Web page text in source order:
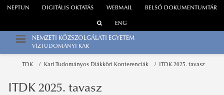
WEBMAIL
NEPTUN DIGITÁLIS OKTATÁS BELSŐ DOKUMENTUMTÁR
ENG
NEMZETI KÖZSZOLGÁLATI EGYETEM
VÍZTUDOMÁNYI KAR
TDK Kari Tudományos Diákköri Konferenciák ITDK 2025. tavasz
ITDK 2025. tavasz